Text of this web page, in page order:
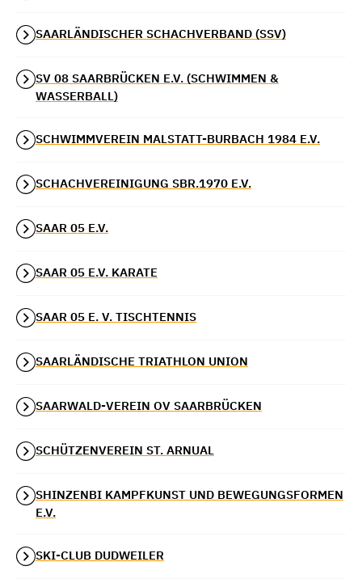
SAARLÄNDISCHER SCHACHVERBAND (SSV)
SV 08 SAARBRÜCKEN E.V. (SCHWIMMEN &
WASSERBALL)
SCHWIMMVEREIN MALSTATT-BURBACH 1984 E.V.
SCHACHVEREINIGUNG SBR.1970 E.V.
SAAR 05 E.V.
SAAR 05 E.V. KARATE
SAAR 05 E. V. TISCHTENNIS
SAARLÄNDISCHE TRIATHLON UNION
SAARWALD-VEREIN OV SAARBRÜCKEN
SCHÜTZENVEREIN ST. ARNUAL
SHINZENBI KAMPFKUNST UND BEWEGUNGSFORMEN
E.V.
SKI-CLUB DUDWEILER